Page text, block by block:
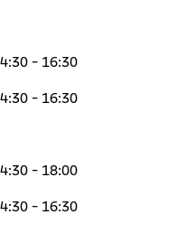
- 16:30
- 16:30
- 18:00
- 16:30